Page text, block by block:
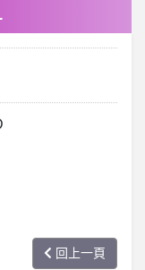
回上一頁